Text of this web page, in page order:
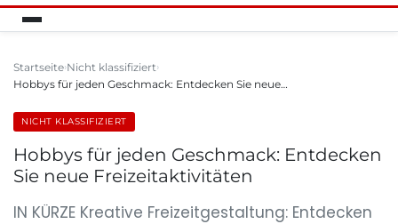
Startseite Nicht klassifiziert
Hobbys für jeden Geschmack: Entdecken Sie neue…
NICHT KLASSIFIZIERT
Hobbys für jeden Geschmack: Entdecken
Sie neue Freizeitaktivitäten
IN KÜRZE Kreative Freizeitgestaltung: Entdecken